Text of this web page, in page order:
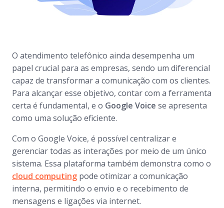
O atendimento telefônico ainda desempenha um
papel crucial para as empresas, sendo um diferencial
capaz de transformar a comunicação com os clientes.
Para alcançar esse objetivo, contar com a ferramenta
certa é fundamental, e o Google Voice se apresenta
como uma solução eficiente.
Com o Google Voice, é possível centralizar e
gerenciar todas as interações por meio de um único
sistema. Essa plataforma também demonstra como o
cloud computing pode otimizar a comunicação
interna, permitindo o envio e o recebimento de
mensagens e ligações via internet.